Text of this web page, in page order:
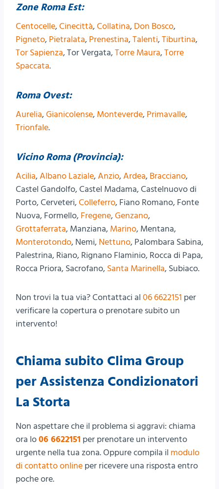
Zone Roma Est:
Centocelle,Cinecittà,Collatina, Don Bosco,
Pigneto, Pietralata, Prenestina,Talenti,Tiburtina,
Tor Sapienza, Tor Vergata,Torre Maura,Torre
Spaccata.
Roma Ovest:
Aurelia,Gianicolense, Monteverde, Primavalle,
Trionfale.
Vicino Roma (Provincia):
Acilia,Albano Laziale,Anzio,Ardea, Bracciano,
Castel Gandolfo, Castel Madama, Castelnuovo di
Porto, Cerveteri,Colleferro, Fiano Romano, Fonte
Nuova, Formello, Fregene,Genzano,
Grottaferrata, Manziana, Marino, Mentana,
Monterotondo, Nemi, Nettuno, Palombara Sabina,
Palestrina, Riano, Rignano Flaminio, Rocca di Papa,
Rocca Priora, Sacrofano, Santa Marinella, Subiaco.
Non trovi la tua via? Contattaci al 06 6622151 per
verificare la copertura o prenotare subito un
intervento!
Chiama subito Clima Group
per Assistenza Condizionatori
La Storta
Non aspettare che il problema si aggravi: chiama
ora lo06 6622151 per prenotare un intervento
urgente nella tua zona. Oppure compila il modulo
di contatto online per ricevere una risposta entro
poche ore.